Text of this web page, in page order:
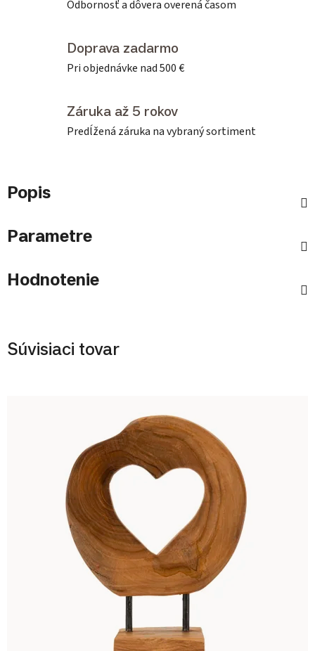
Odbornosť a dôvera overená časom
Doprava zadarmo
Pri objednávke nad 500 €
Záruka až 5 rokov
Predĺžená záruka na vybraný sortiment
Popis
Parametre
Hodnotenie
Súvisiaci tovar